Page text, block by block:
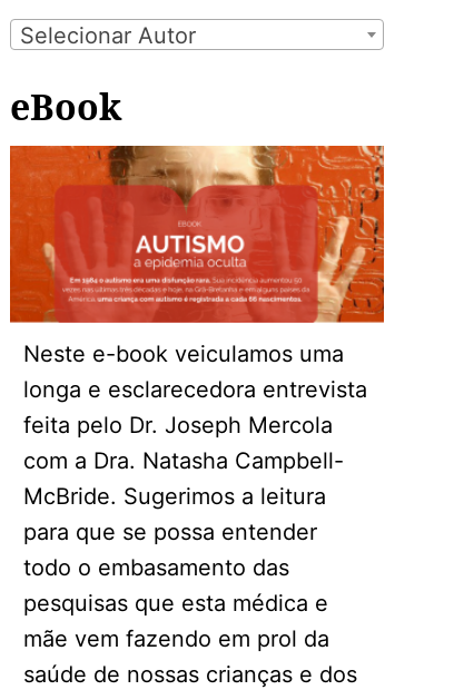
Selecionar Autor
eBook
Neste e-book veiculamos uma
longa e esclarecedora entrevista
feita pelo Dr. Joseph Mercola
com a Dra. Natasha Campbell-
McBride. Sugerimos a leitura
para que se possa entender
todo o embasamento das
pesquisas que esta médica e
mãe vem fazendo em prol da
saúde de nossas crianças e dos